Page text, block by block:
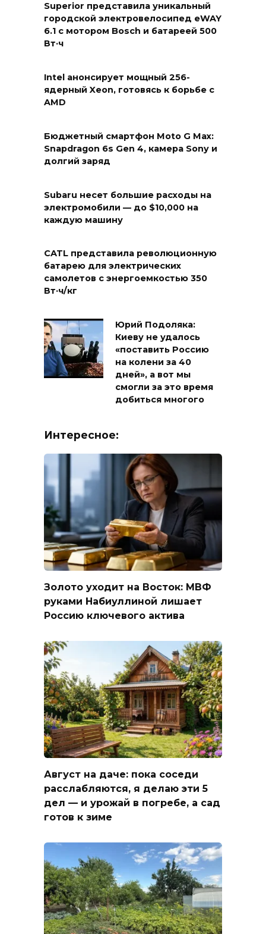
Superior представила уникальный
городской электровелосипед eWAY
6.1 с мотором Bosch и батареей 500
Вт·ч
Intel анонсирует мощный 256-
ядерный Xeon, готовясь к борьбе с
AMD
Бюджетный смартфон Moto G Max:
Snapdragon 6s Gen 4, камера Sony и
долгий заряд
Subaru несет большие расходы на
электромобили — до $10,000 на
каждую машину
CATL представила революционную
батарею для электрических
самолетов с энергоемкостью 350
Вт·ч/кг
Юрий Подоляка:
Киеву не удалось
«поставить Россию
на колени за 40
дней», а вот мы
смогли за это время
добиться многого
Интересное:
Золото уходит на Восток: МВФ
руками Набиуллиной лишает
Россию ключевого актива
Август на даче: пока соседи
расслабляются, я делаю эти 5
дел — и урожай в погребе, а сад
готов к зиме